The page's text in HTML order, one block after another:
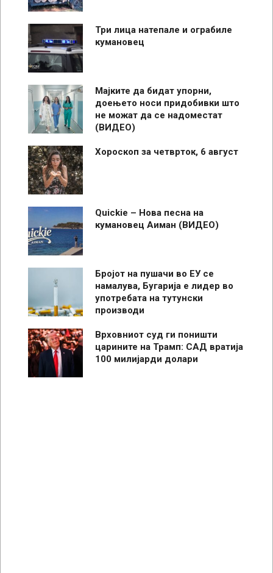
Три лица натепале и ограбиле
кумановец
Мајките да бидат упорни,
доењето носи придобивки што
не можат да се надоместат
(ВИДЕО)
Хороскоп за четврток, 6 август
Quickie – Нова песна на
кумановец Аиман (ВИДЕО)
Бројот на пушачи во ЕУ се
намалува, Бугарија е лидер во
употребата на тутунски
производи
Врховниот суд ги поништи
царините на Трамп: САД вратија
100 милијарди долари